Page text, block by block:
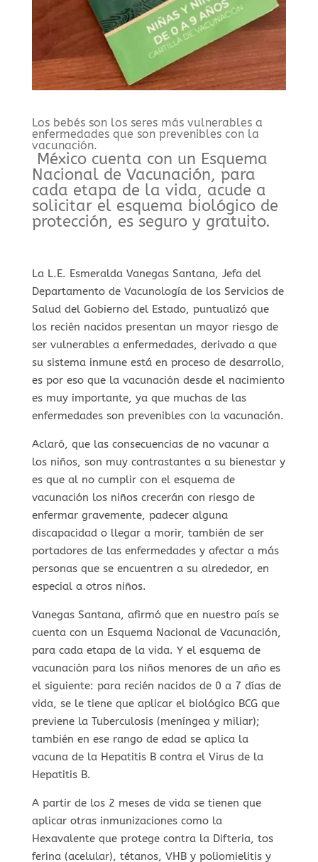
Los bebés son los seres más vulnerables a
enfermedades que son prevenibles con la
vacunación.
México cuenta con un Esquema
Nacional de Vacunación, para
cada etapa de la vida, acude a
solicitar el esquema biológico de
protección, es seguro y gratuito.
La L.E. Esmeralda Vanegas Santana, Jefa del
Departamento de Vacunología de los Servicios de
Salud del Gobierno del Estado, puntualizó que
los recién nacidos presentan un mayor riesgo de
ser vulnerables a enfermedades, derivado a que
su sistema inmune está en proceso de desarrollo,
es por eso que la vacunación desde el nacimiento
es muy importante, ya que muchas de las
enfermedades son prevenibles con la vacunación.
Aclaró, que las consecuencias de no vacunar a
los niños, son muy contrastantes a su bienestar y
es que al no cumplir con el esquema de
vacunación los niños crecerán con riesgo de
enfermar gravemente, padecer alguna
discapacidad o llegar a morir, también de ser
portadores de las enfermedades y afectar a más
personas que se encuentren a su alrededor, en
especial a otros niños.
Vanegas Santana, afirmó que en nuestro país se
cuenta con un Esquema Nacional de Vacunación,
para cada etapa de la vida. Y el esquema de
vacunación para los niños menores de un año es
el siguiente: para recién nacidos de 0 a 7 días de
vida, se le tiene que aplicar el biológico BCG que
previene la Tuberculosis (meníngea y miliar);
también en ese rango de edad se aplica la
vacuna de la Hepatitis B contra el Virus de la
Hepatitis B.
A partir de los 2 meses de vida se tienen que
aplicar otras inmunizaciones como la
Hexavalente que protege contra la Difteria, tos
ferina (acelular), tétanos, VHB y poliomielitis y